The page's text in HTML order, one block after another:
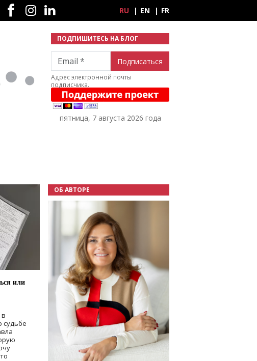
Социальные сети
RU EN FR
ПОДПИШИТЕСЬ НА БЛОГ
Email
Адрес электронной почты
подписчика.
пятница, 7 августа 2026 года
или
судьбе
ОБ АВТОРЕ